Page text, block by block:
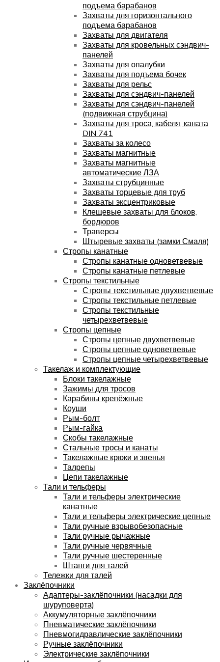
подъема барабанов
Захваты для горизонтального
подъема барабанов
Захваты для двигателя
Захваты для кровельных сэндвич-
панелей
Захваты для опалубки
Захваты для подъема бочек
Захваты для рельс
Захваты для сэндвич-панелей
Захваты для сэндвич-панелей
(подвижная струбцина)
Захваты для троса, кабеля, каната
DIN 741
Захваты за колесо
Захваты магнитные
Захваты магнитные
автоматические ЛЗА
Захваты струбцинные
Захваты торцевые для труб
Захваты эксцентриковые
Клещевые захваты для блоков,
бордюров
Траверсы
Штыревые захваты (замки Смаля)
Стропы канатные
Стропы канатные одноветвевые
Стропы канатные петлевые
Стропы текстильные
Стропы текстильные двухветвевые
Стропы текстильные петлевые
Стропы текстильные
четырехветвевые
Стропы цепные
Стропы цепные двухветвевые
Стропы цепные одноветвевые
Стропы цепные четырехветвевые
Такелаж и комплектующие
Блоки такелажные
Зажимы для тросов
Карабины крепёжные
Коуши
Рым-болт
Рым-гайка
Скобы такелажные
Стальные тросы и канаты
Такелажные крюки и звенья
Талрепы
Цепи такелажные
Тали и тельферы
Тали и тельферы электрические
канатные
Тали и тельферы электрические цепные
Тали ручные взрывобезопасные
Тали ручные рычажные
Тали ручные червячные
Тали ручные шестеренные
Штанги для талей
Тележки для талей
Заклёпочники
Адаптеры-заклёпочники (насадки для
шуруповерта)
Аккумуляторные заклёпочники
Пневматические заклёпочники
Пневмогидравлические заклёпочники
Ручные заклёпочники
Электрические заклёпочники